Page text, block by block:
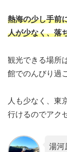
熱海の少し手前
人が少なく、落
観光できる場所
館でのんびり過
人も少なく、東
行けるのでアク
湯河